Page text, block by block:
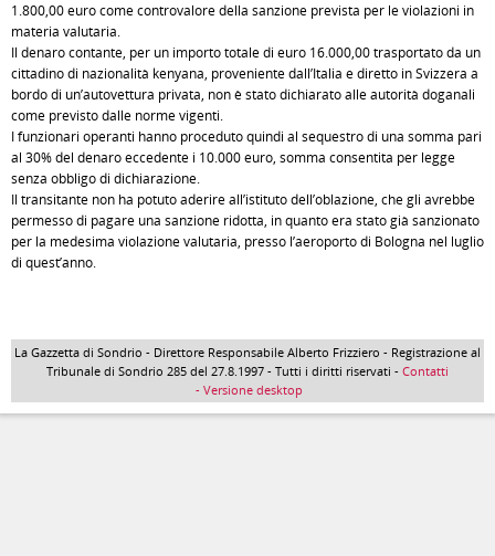
1.800,00 euro come controvalore della sanzione prevista per le violazioni in
materia valutaria.
Il denaro contante, per un importo totale di euro 16.000,00 trasportato da un
cittadino di nazionalità kenyana, proveniente dall’Italia e diretto in Svizzera a
bordo di un’autovettura privata, non è stato dichiarato alle autorità doganali
come previsto dalle norme vigenti.
I funzionari operanti hanno proceduto quindi al sequestro di una somma pari
al 30% del denaro eccedente i 10.000 euro, somma consentita per legge
senza obbligo di dichiarazione.
Il transitante non ha potuto aderire all’istituto dell’oblazione, che gli avrebbe
permesso di pagare una sanzione ridotta, in quanto era stato già sanzionato
per la medesima violazione valutaria, presso l’aeroporto di Bologna nel luglio
di quest’anno.
La Gazzetta di Sondrio - Direttore Responsabile Alberto Frizziero - Registrazione al
Tribunale di Sondrio 285 del 27.8.1997 - Tutti i diritti riservati - Contatti
- Versione desktop